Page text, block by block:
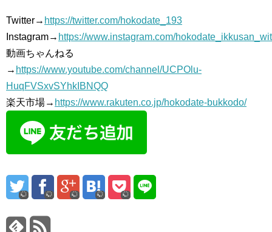
Twitter→ https://twitter.com/hokodate_193
Instagram→ https://www.instagram.com/
動画ちゃんねる
→ https://www.youtube.com/channel/UCPOlu-
HuqFVSxvSYhkIBNQQ
楽天市場→ https://www.rakuten.co.jp/hokodate-bukkodo/